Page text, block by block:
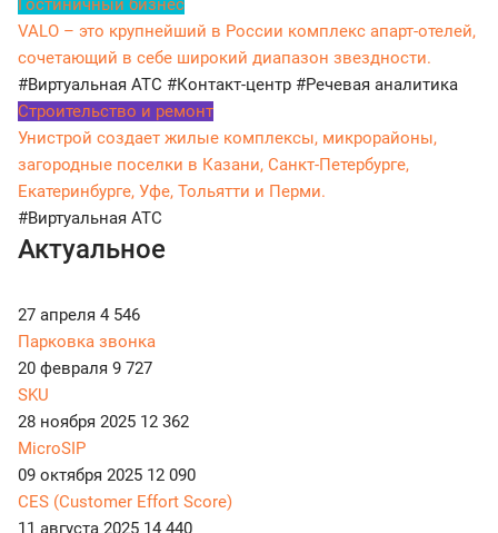
Гостиничный бизнес
VALO – это крупнейший в России комплекс апарт-отелей,
сочетающий в себе широкий диапазон звездности.
#Виртуальная АТС #Контакт-центр #Речевая аналитика
Строительство и ремонт
Унистрой создает жилые комплексы, микрорайоны,
загородные поселки в Казани, Санкт-Петербурге,
Екатеринбурге, Уфе, Тольятти и Перми.
#Виртуальная АТС
Актуальное
27 апреля 4 546
Парковка звонка
20 февраля 9 727
SKU
28 ноября 2025 12 362
MicroSIP
09 октября 2025 12 090
CES (Customer Effort Score)
11 августа 2025 14 440